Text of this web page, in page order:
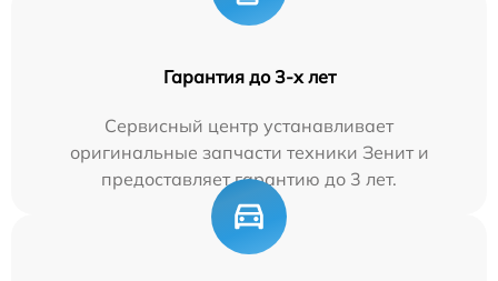
Гарантия до 3-х лет
Сервисный центр устанавливает
оригинальные запчасти техники Зенит и
предоставляет гарантию до 3 лет.